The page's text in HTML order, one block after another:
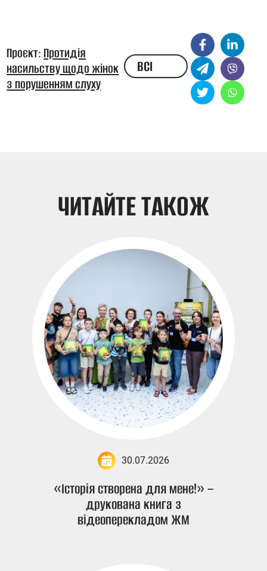
Проєкт:Протидія
насильству щодо жінок
з порушенням слуху
ВСІ
ЧИТАЙТЕ ТАКОЖ
30.07.2026
«Історія створена для мене!» –
друкована книга з
відеоперекладом ЖМ